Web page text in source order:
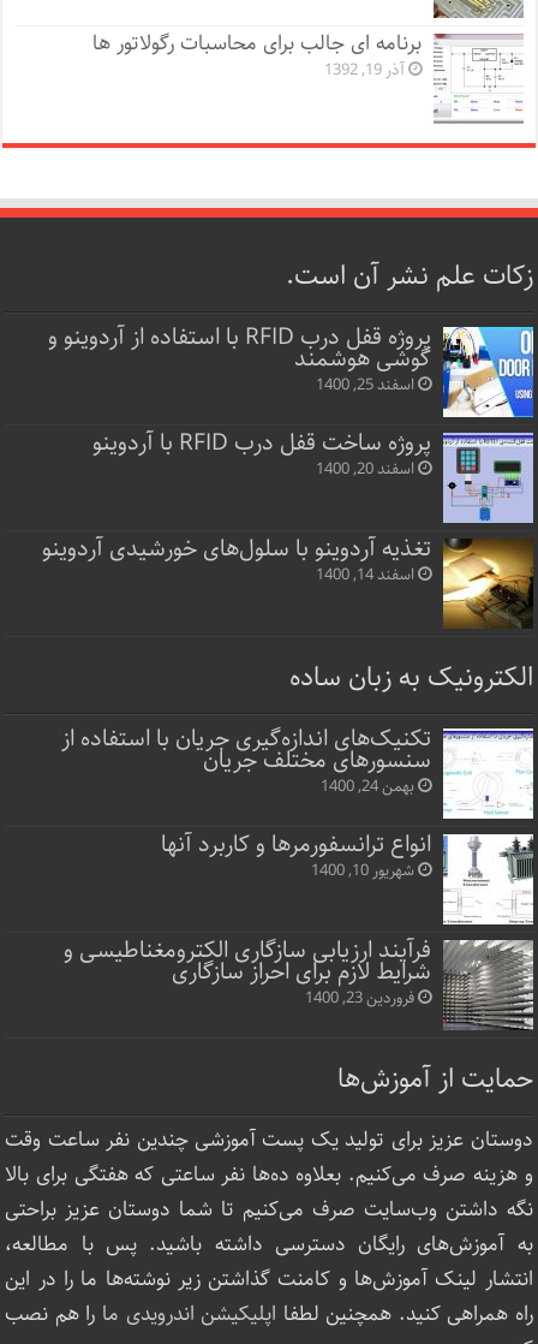
برنامه ای جالب برای محاسبات رگولاتور ها
آذر 19, 1392
زکات علم نشر آن است.
پروژه قفل‌ درب RFID با استفاده از آردوینو و
گوشی هوشمند
اسفند 25, 1400
پروژه ساخت قفل‌ درب RFID با آردوینو
اسفند 20, 1400
تغذیه آردوینو با سلول‌های خورشیدی آردوینو
اسفند 14, 1400
الکترونیک به زبان ساده
تکنیک‌های اندازه‌گیری جریان با استفاده از
سنسورهای مختلف جریان
بهمن 24, 1400
انواع ترانسفورمرها و کاربرد آنها
شهریور 10, 1400
فرآیند ارزیابی سازگاری الکترومغناطیسی و
شرایط لازم برای احراز سازگاری
فروردین 23, 1400
حمایت از آموزش‌ها
دوستان عزیز برای تولید یک پست آموزشی چندین نفر ساعت‌ وقت
و هزینه صرف می‌کنیم. بعلاوه ده‌ها نفر ساعتی که هفتگی برای بالا
نگه داشتن وب‌سایت صرف ‌می‌کنیم تا شما دوستان عزیز براحتی
به آموزش‌های رایگان دسترسی داشته باشید. پس با مطالعه،
انتشار لینک‌ آموزش‌ها و کامنت گذاشتن زیر نوشته‌‌ها ما را در این
راه همراهی کنید. همچنین لطفا اپلیکیشن اندرویدی ما را هم نصب